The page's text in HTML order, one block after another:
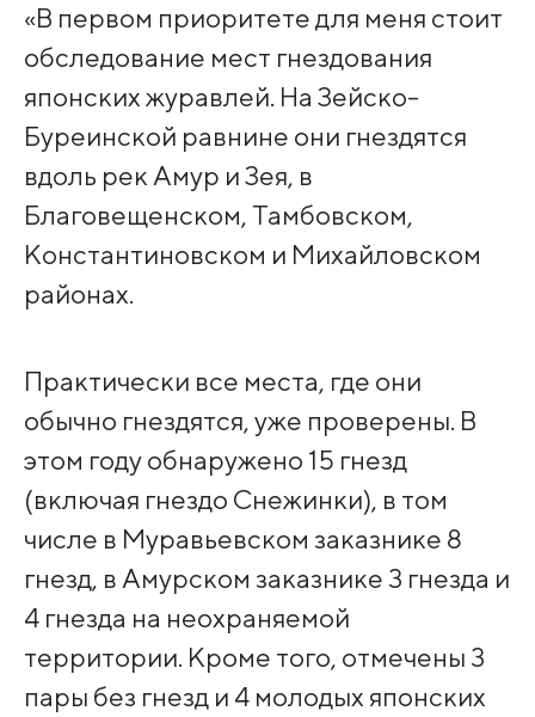
«В первом приоритете для меня стоит
обследование мест гнездования
японских журавлей. На Зейско-
Буреинской равнине они гнездятся
вдоль рек Амур и Зея, в
Благовещенском, Тамбовском,
Константиновском и Михайловском
районах.
Практически все места, где они
обычно гнездятся, уже проверены. В
этом году обнаружено 15 гнезд
(включая гнездо Снежинки), в том
числе в Муравьевском заказнике 8
гнезд, в Амурском заказнике 3 гнезда и
4 гнезда на неохраняемой
территории. Кроме того, отмечены 3
пары без гнезд и 4 молодых японских